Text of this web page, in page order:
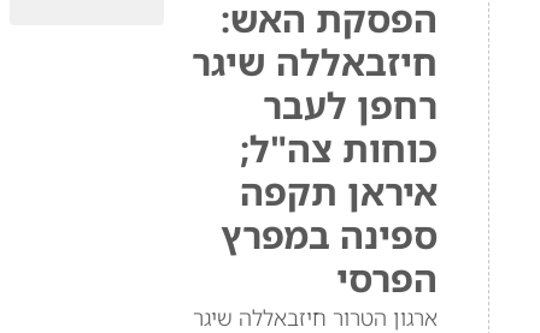
הפסקת האש:
חיזבאללה שיגר
רחפן לעבר
כוחות צה"ל;
איראן תקפה
ספינה במפרץ
הפרסי
ארגון הטרור חיזבאללה שיגר